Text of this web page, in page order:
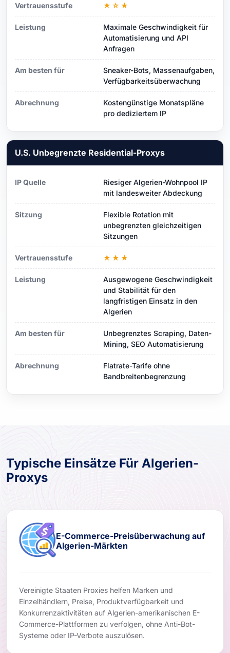
Vertrauensstufe ★☆★
Leistung
Maximale Geschwindigkeit für
Automatisierung und API
Anfragen
Am besten für
Sneaker-Bots, Massenaufgaben,
Verfügbarkeitsüberwachung
Abrechnung
Kostengünstige Monatspläne
pro dediziertem IP
U.S. Unbegrenzte Residential-Proxys
IP Quelle
Riesiger Algerien-Wohnpool IP
mit landesweiter Abdeckung
Sitzung
Flexible Rotation mit
unbegrenzten gleichzeitigen
Sitzungen
Vertrauensstufe ★★★
Leistung
Ausgewogene Geschwindigkeit
und Stabilität für den
langfristigen Einsatz in den
Algerien
Am besten für
Unbegrenztes Scraping, Daten-
Mining, SEO Automatisierung
Abrechnung
Flatrate-Tarife ohne
Bandbreitenbegrenzung
Typische Einsätze Für Algerien-
Proxys
E-Commerce-Preisüberwachung auf
Algerien-Märkten
Vereinigte Staaten Proxies helfen Marken und
Einzelhändlern, Preise, Produktverfügbarkeit und
Konkurrenzaktivitäten auf Algerien-amerikanischen E-
Commerce-Plattformen zu verfolgen, ohne Anti-Bot-
Systeme oder IP-Verbote auszulösen.